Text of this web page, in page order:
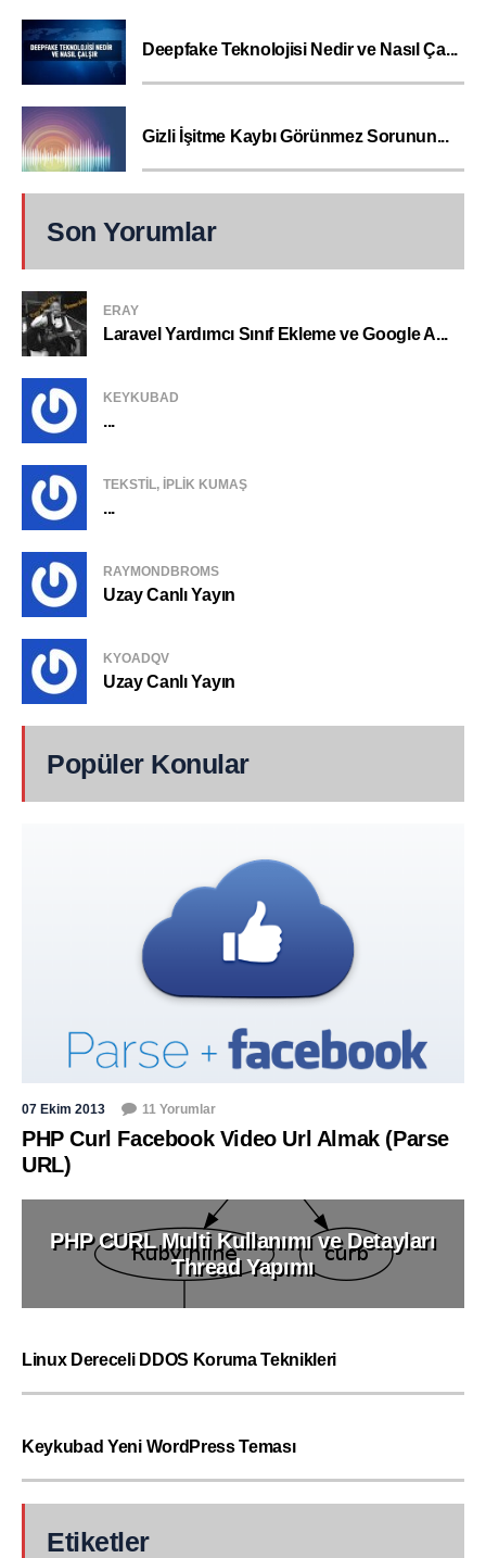
Deepfake Teknolojisi Nedir ve Nasıl Ça...
Gizli İşitme Kaybı Görünmez Sorunun...
Son Yorumlar
ERAY
Laravel Yardımcı Sınıf Ekleme ve Google A...
KEYKUBAD
...
TEKSTIL, IPLIK KUMAŞ
...
RAYMONDBROMS
Uzay Canlı Yayın
KYOADQV
Uzay Canlı Yayın
Popüler Konular
07 Ekim 2013 11 Yorumlar
PHP Curl Facebook Video Url Almak (Parse
URL)
PHP CURL Multi Kullanımı ve Detayları
Thread Yapımı
Linux Dereceli DDOS Koruma Teknikleri
Keykubad Yeni WordPress Teması
Etiketler